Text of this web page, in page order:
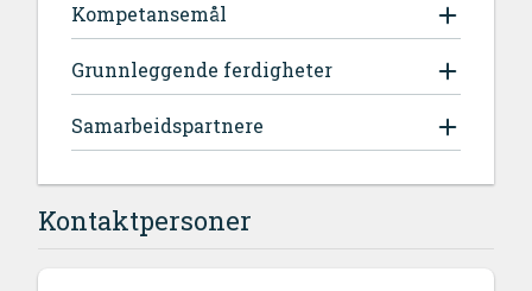
Kompetansemål
Grunnleggende ferdigheter
Samarbeidspartnere
Kontaktpersoner